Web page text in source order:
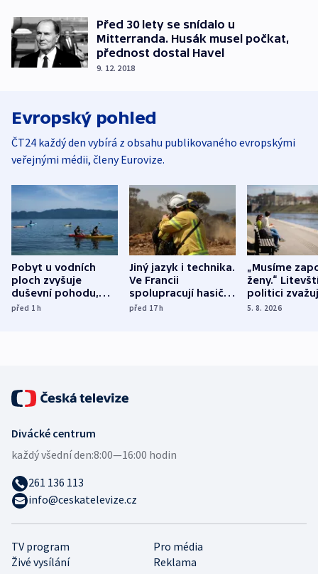
Před 30 lety se snídalo u
Mitterranda. Husák musel počkat,
přednost dostal Havel
9. 12. 2018
Evropský pohled
ČT24 každý den vybírá z obsahu publikovaného evropskými
veřejnými médii, členy Eurovize.
Pobyt u vodních
ploch zvyšuje
duševní pohodu,
ukázala
před 1h
Jiný jazyk i technika.
Ve Francii
spolupracují hasiči z
různých zemí
před 17h
„Musíme
ženy.“
politici
dohodu o
5. 8. 2026
TV program
Pro média
Živé vysílání
Reklama
Divácké centrum
každý všední den:8:00—16:00 hodin
261 136 113
info@ceskatelevize.cz